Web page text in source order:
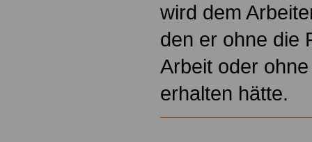
wird dem
den er ohne die
Arbeit oder
erhalten hätte.